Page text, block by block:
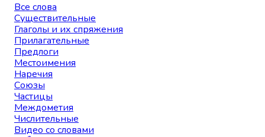
Все слова
Существительные
Глаголы и их спряжения
Прилагательные
Предлоги
Местоимения
Наречия
Союзы
Частицы
Междометия
Числительные
Видео со словами